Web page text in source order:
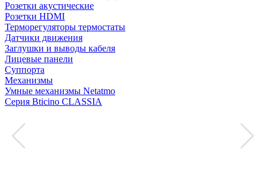
Розетки акустические
Розетки HDMI
Терморегуляторы термостаты
Датчики движения
Заглушки и выводы кабеля
Лицевые панели
Суппорта
Механизмы
Умные механизмы Netatmo
Серия Bticino CLASSIA